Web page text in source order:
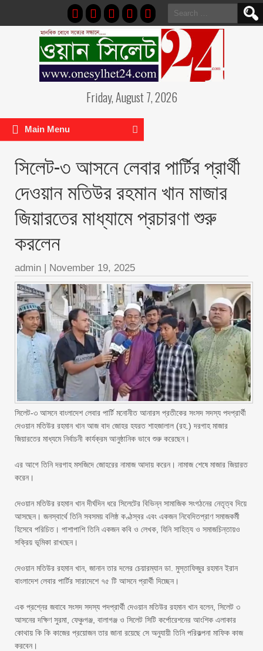
Search
for:
Friday, August 7, 2026
Main Menu
সিলেট-৩ আসনে লেবার পার্টির প্রার্থী
দেওয়ান মতিউর রহমান খান মাজার
জিয়ারতের মাধ্যামে প্রচারণা শুরু
করলেন
admin | November 19, 2025
‎সিলেট-৩ আসনে বাংলাদেশ লেবার পার্টি মনোনীত আনারস প্রতীকের সংসদ সদস্য পদপ্রার্থী
দেওয়ান মতিউর রহমান খান আজ বাদ জোহর হযরত শাহজালাল (রহ.) দরগাহ মাজার
জিয়ারতের মাধ্যমে নির্বাচনী কার্যক্রম আনুষ্ঠানিক ভাবে শুরু করেছেন।
‎এর আগে তিনি দরগাহ মসজিদে জোহরের নামাজ আদায় করেন। নামাজ শেষে মাজার জিয়ারত
করেন।
‎দেওয়ান মতিউর রহমান খান দীর্ঘদিন ধরে সিলেটের বিভিন্ন সামাজিক সংগঠনের নেতৃত্ব দিয়ে
আসছেন। জনস্বার্থে তিনি সবসময় বলিষ্ঠ কণ্ঠস্বর এবং একজন নিবেদিতপ্রাণ সমাজকর্মী
হিসেবে পরিচিত। পাশাপাশি তিনি একজন কবি ও লেখক, যিনি সাহিত্য ও সমাজচিন্তায়ও
সক্রিয় ভূমিকা রাখছেন।
‎দেওয়ান মতিউর রহমান খান, জানান তার দলের চেয়ারম্যান ডা. মুস্তাফিজুর রহমান ইরান
বাংলাদেশ লেবার পার্টির সারাদেশে ৭৫ টি আসনে প্রার্থী দিচ্ছেন।
‎এক প্রশ্নের জবাবে সংসদ সদস্য পদপ্রার্থী দেওয়ান মতিউর রহমান খান বলেন, সিলেট ৩
আসনের দক্ষিণ সুরমা, ফেঞ্চুগঞ্জ, বালাগঞ্জ ও সিলেট সিটি কর্পোরেশনের আংশিক এলাকার
কোথায় কি কি কাজের প্রয়োজন তার জানা রয়েছে সে অনুযায়ী তিনি পরিকল্পনা মাফিক কাজ
করবেন।